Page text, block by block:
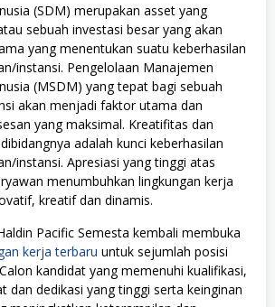
(SDM) merupakan asset yang
sebuah investasi besar yang akan
yang menentukan suatu keberhasilan
instansi. Pengelolaan Manajemen
(MSDM) yang tepat bagi sebuah
akan menjadi faktor utama dan
yang maksimal. Kreatifitas dan
adalah kunci keberhasilan
instansi. Apresiasi yang tinggi atas
menumbuhkan lingkungan kerja
kreatif dan dinamis.
Pacific Semesta kembali membuka
kerja terbaru untuk sejumlah posisi
kandidat yang memenuhi kualifikasi,
dan dedikasi yang tinggi serta keinginan